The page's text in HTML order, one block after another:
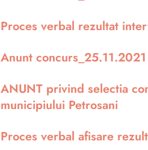
Proces verbal rezultat
Anunt concurs_25.11.2021
ANUNT privind selectia
municipiului Petrosani
Proces verbal afisare